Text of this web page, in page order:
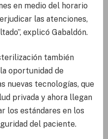
en medio del horario
las atenciones,
explicó Gabaldón.
también
oportunidad de
nuevas tecnologías, que
privada y ahora llegan
los estándares en los
del paciente.